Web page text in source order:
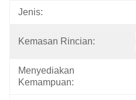
Jenis:
Kemasan Rincian:
Menyediakan
Kemampuan: